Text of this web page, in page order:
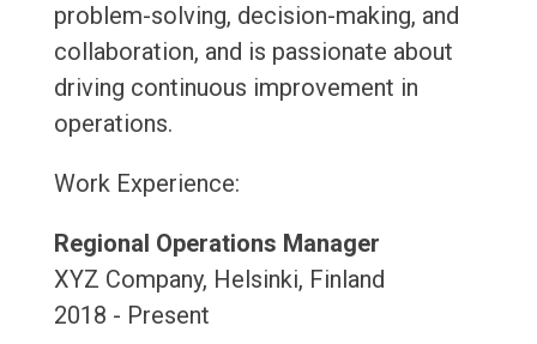
problem-solving, decision-making, and
collaboration, and is passionate about
driving continuous improvement in
operations.
Work Experience:
Regional Operations Manager
XYZ Company, Helsinki, Finland
2018 - Present